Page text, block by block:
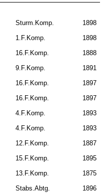
Sturm.Komp. 1898
1.F.Komp. 1898
16.F.Komp. 1888
9.F.Komp. 1891
16.F.Komp. 1897
16.F.Komp. 1897
4.F.Komp.
1893
4.F.Komp. 1893
12.F.Komp. 1887
15.F.Komp. 1895
13.F.Komp. 1875
Stabs.Abtg. 1896